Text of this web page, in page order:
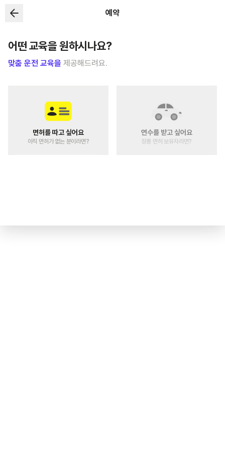
예약
어떤 교육을 원하시나요?
맞춤 운전 교육을 제공해드려요.
면허를 따고 싶어요
아직 면허가 없는 분이라면?
연수를 받고 싶어요
장롱 면허 보유자라면?